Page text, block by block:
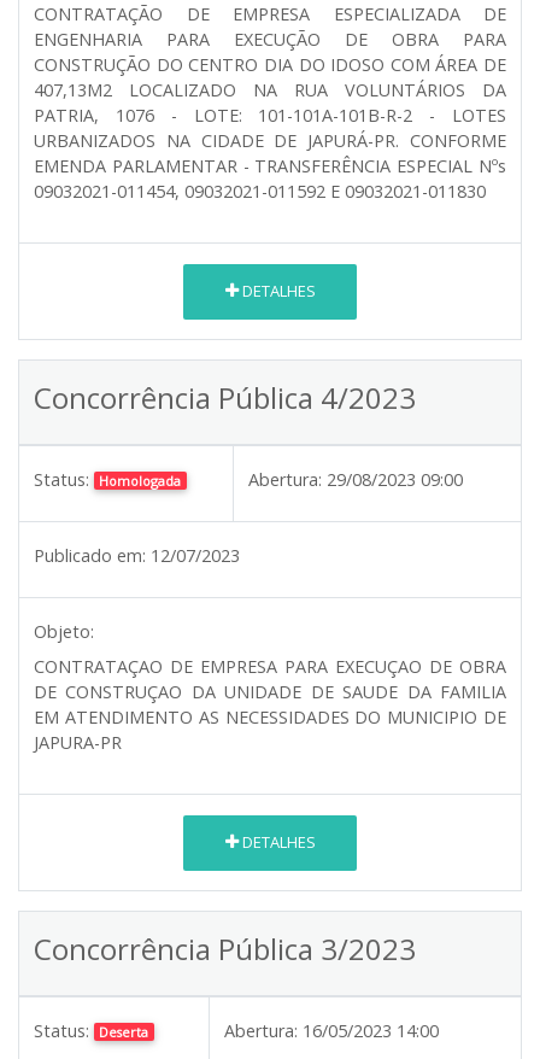
CONTRATAÇÃO DE EMPRESA ESPECIALIZADA DE
ENGENHARIA PARA EXECUÇÃO DE OBRA PARA
CONSTRUÇÃO DO CENTRO DIA DO IDOSO COM ÁREA DE
407,13M2 LOCALIZADO NA RUA VOLUNTÁRIOS DA
PATRIA, 1076 - LOTE: 101-101A-101B-R-2 - LOTES
URBANIZADOS NA CIDADE DE JAPURÁ-PR. CONFORME
EMENDA PARLAMENTAR - TRANSFERÊNCIA ESPECIAL Nºs
09032021-011454, 09032021-011592 E 09032021-011830
DETALHES
Concorrência Pública 4/2023
Status: Homologada Abertura: 29/08/2023 09:00
Publicado em: 12/07/2023
Objeto:
CONTRATAÇAO DE EMPRESA PARA EXECUÇAO DE OBRA
DE CONSTRUÇAO DA UNIDADE DE SAUDE DA FAMILIA
EM ATENDIMENTO AS NECESSIDADES DO MUNICIPIO DE
JAPURA-PR
DETALHES
Concorrência Pública 3/2023
Status: Deserta Abertura: 16/05/2023 14:00